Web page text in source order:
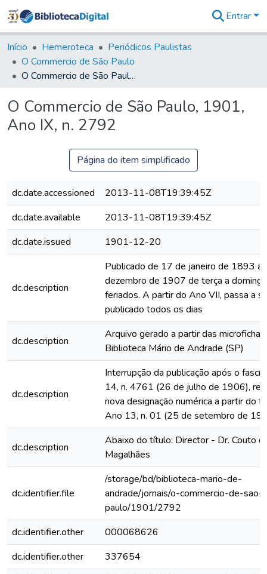
&
Coleções
Tudo na
Biblioteca
Estatísticas
Entrar
Início Hemeroteca
Periódicos Paulistas
O Commercio de São Paulo
O Commercio de São Paulo, 1901, Ano IX, n. 2792
O Commercio de São Paulo, 1901,
Ano IX, n. 2792
Página do item simplificado
dc.date.accessioned
2013-11-08T19:39:45Z
dc.date.available
2013-11-08T19:39:45Z
dc.date.issued
1901-12-20
dc.description
Publicado de 17 de janeiro de 1893 a
dezembro de 1907 de terça a
feriados. A partir do Ano VII, passa a
publicado todos os dias
dc.description
Arquivo gerado a partir das
Biblioteca Mário de Andrade (SP)
dc.description
Interrupção da publicação após o
14, n. 4761 (26 de julho de 1906),
nova designação numérica a partir do
Ano 13, n. 01 (25 de setembro de
dc.description
Abaixo do título: Director - Dr. Couto
Magalhães
dc.identifier.file
/storage/bd/biblioteca-mario-de-
andrade/jornais/o-commercio-de-sao-
paulo/1901/2792
dc.identifier.other
000068626
dc.identifier.other
337654